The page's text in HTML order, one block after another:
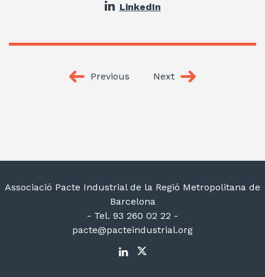
LinkedIn
Previous Next
Associació Pacte Industrial de la Regió Metropolitana de
Barcelona
- Tel. 93 260 02 22 -
pacte@pacteindustrial.org